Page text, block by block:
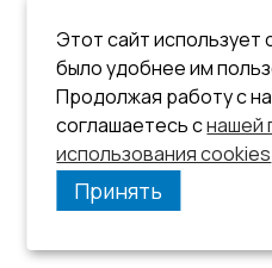
Этот сайт
было удобнее им
Продолжая работу с
соглашаетесь снашей
использования cookies
Принять